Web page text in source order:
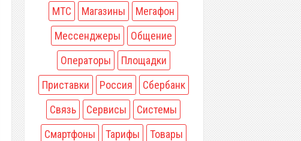
МТС
Магазины
Мегафон
Мессенджеры
Общение
Операторы
Площадки
Приставки
Россия
Сбербанк
Связь
Сервисы
Системы
Смартфоны
Тарифы
Товары